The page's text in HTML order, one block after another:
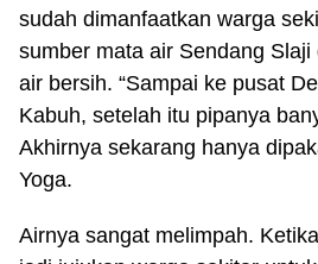
sudah dimanfaatkan warga
sumber mata air Sendang
air bersih. “Sampai ke pusat
Kabuh, setelah itu pipanya
Akhirnya sekarang hanya
Yoga.
Airnya sangat melimpah.